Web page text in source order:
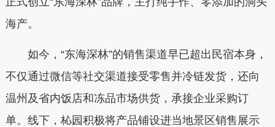
海产。
如今，“东海深林”的销售渠道早已超出民宿本身，
不仅通过微信等社交渠道接受零售并冷链发货，还向
温州及省内饭店和冻品市场供货，承接企业采购订
单。线下，杺园积极将产品铺设进当地景区销售展示